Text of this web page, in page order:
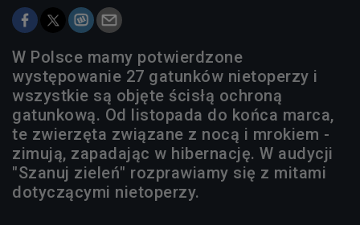
W Polsce mamy potwierdzone
występowanie 27 gatunków nietoperzy i
wszystkie są objęte ścisłą ochroną
gatunkową. Od listopada do końca marca,
te zwierzęta związane z nocą i mrokiem -
zimują, zapadając w hibernację. W audycji
"Szanuj zieleń" rozprawiamy się z mitami
dotyczącymi nietoperzy.